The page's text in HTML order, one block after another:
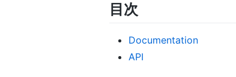
目次
Documentation
API